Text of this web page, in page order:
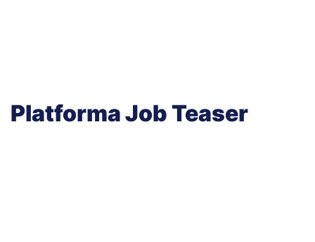
Platforma Job Teaser